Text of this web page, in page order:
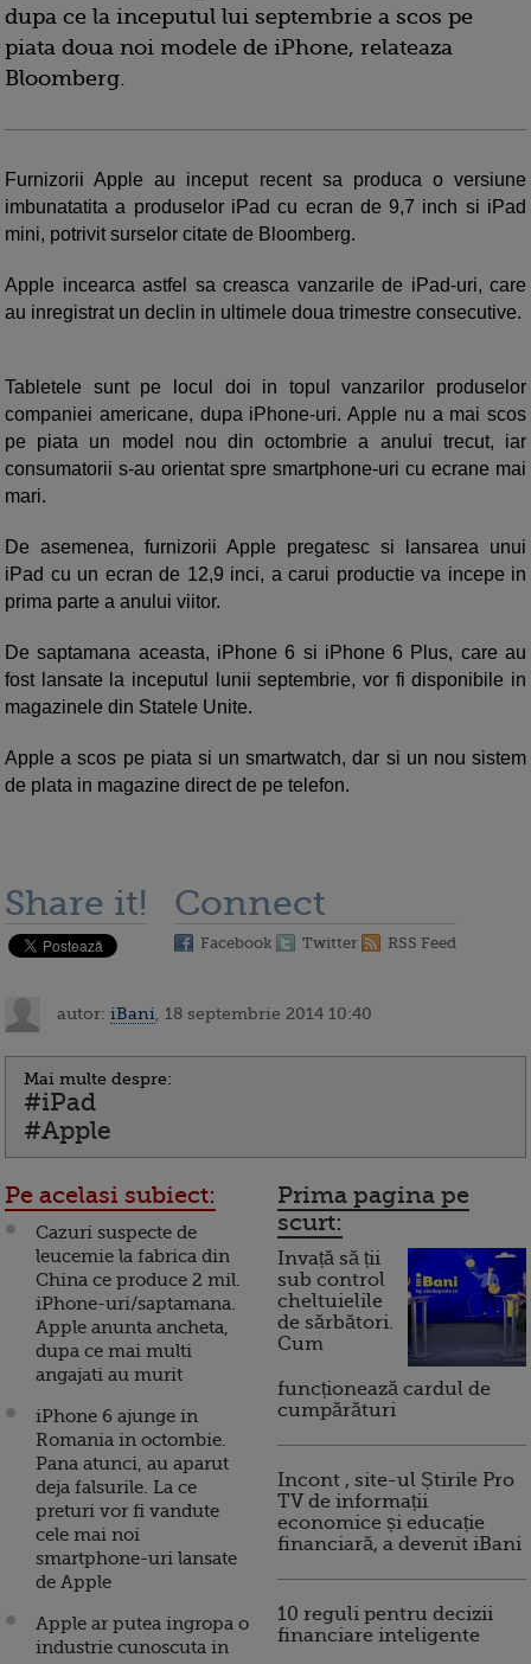
dupa ce la inceputul lui septembrie a scos pe
piata doua noi modele de iPhone, relateaza
Bloomberg.
Furnizorii Apple au inceput recent sa produca o versiune
imbunatatita a produselor iPad cu ecran de 9,7 inch si iPad
mini, potrivit surselor citate de Bloomberg.
Apple incearca astfel sa creasca vanzarile de iPad-uri, care
au inregistrat un declin in ultimele doua trimestre consecutive.
Tabletele sunt pe locul doi in topul vanzarilor produselor
companiei americane, dupa iPhone-uri. Apple nu a mai scos
pe piata un model nou din octombrie a anului trecut, iar
consumatorii s-au orientat spre smartphone-uri cu ecrane mai
mari.
De asemenea, furnizorii Apple pregatesc si lansarea unui
iPad cu un ecran de 12,9 inci, a carui productie va incepe in
prima parte a anului viitor.
De saptamana aceasta, iPhone 6 si iPhone 6 Plus, care au
fost lansate la inceputul lunii septembrie, vor fi disponibile in
magazinele din Statele Unite.
Apple a scos pe piata si un smartwatch, dar si un nou sistem
de plata in magazine direct de pe telefon.
Share it! Connect
Facebook Twitter RSS Feed
autor: iBani , 18 septembrie 2014 10:40
Mai multe despre:
#iPad
#Apple
Pe acelasi subiect:
Cazuri suspecte de
leucemie la fabrica din
China ce produce 2 mil.
iPhone-uri/saptamana.
Apple anunta ancheta,
dupa ce mai multi
angajati au murit
iPhone 6 ajunge in
Romania in octombie.
Pana atunci, au aparut
deja falsurile. La ce
preturi vor fi vandute
cele mai noi
smartphone-uri lansate
de Apple
Apple ar putea ingropa o
industrie cunoscuta in
Prima pagina pe
scurt:
Invață să ții
sub control
cheltuielile
de sărbători.
Cum
funcționează cardul de
cumpărături
Incont , site-ul Știrile Pro
TV de informații
economice și educație
financiară, a devenit iBani
10 reguli pentru decizii
financiare inteligente